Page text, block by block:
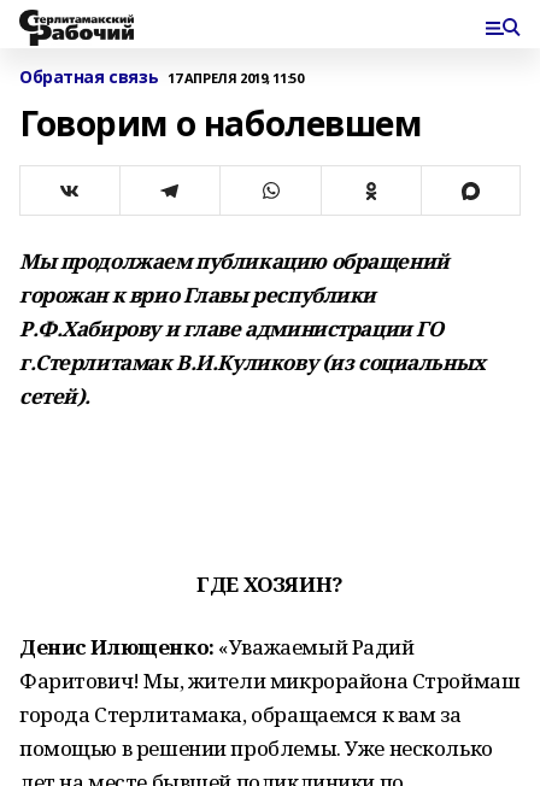
Обратная связь 17 АПРЕЛЯ 2019, 11:50
Говорим о наболевшем
Мы продолжаем публикацию обращений
горожан к врио Главы республики
Р.Ф.Хабирову и главе администрации ГО
г.Стерлитамак В.И.Куликову (из социальных
сетей).
ГДЕ ХОЗЯИН?
Денис Илющенко: «Уважаемый Радий
Фаритович! Мы, жители микрорайона Строймаш
города Стерлитамака, обращаемся к вам за
помощью в решении проблемы. Уже несколько